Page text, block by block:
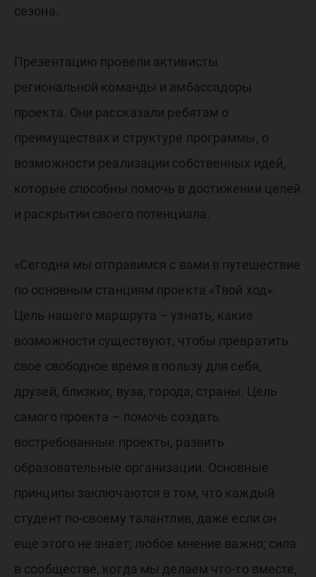
сезона.
Презентацию провели активисты
региональной команды и амбассадоры
проекта. Они рассказали ребятам о
преимуществах и структуре программы, о
возможности реализации собственных идей,
которые способны помочь в достижении целей
и раскрытии своего потенциала.
«Сегодня мы отправимся с вами в путешествие
по основным станциям проекта «Твой ход».
Цель нашего маршрута – узнать, какие
возможности существуют, чтобы превратить
свое свободное время в пользу для себя,
друзей, близких, вуза, города, страны. Цель
самого проекта – помочь создать
востребованные проекты, развить
образовательные организации. Основные
принципы заключаются в том, что каждый
студент по-своему талантлив, даже если он
еще этого не знает; любое мнение важно; сила
в сообществе, когда мы делаем что-то вместе,